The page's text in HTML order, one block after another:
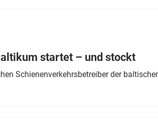
startet – und stockt
Schienenverkehrsbetreiber der